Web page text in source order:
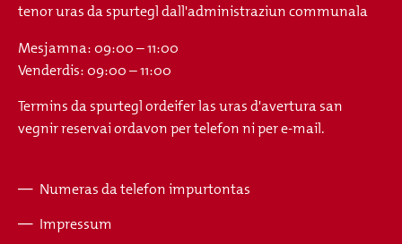
tenor uras da spurtegl dall'administraziun communala
Mesjamna: 09:00 – 11:00
Venderdis: 09:00 – 11:00
Termins da spurtegl ordeifer las uras d'avertura san
vegnir reservai ordavon per telefon ni per e-mail.
Numeras da telefon impurtontas
Impressum